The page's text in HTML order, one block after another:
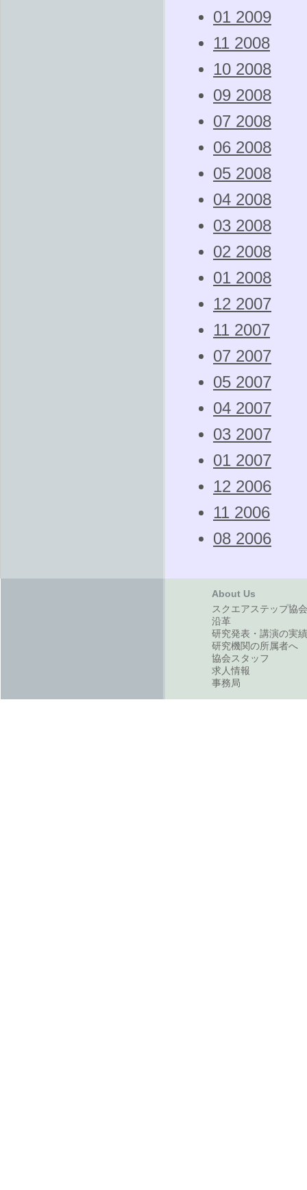
01 2009
11 2008
10 2008
09 2008
07 2008
06 2008
05 2008
04 2008
03 2008
02 2008
01 2008
12 2007
11 2007
07 2007
05 2007
04 2007
03 2007
01 2007
12 2006
11 2006
08 2006
About Us
スクエアステップ協
沿革
研究発表・講演の実績
研究機関の所属者へ
協会スタッフ
求人情報
事務局